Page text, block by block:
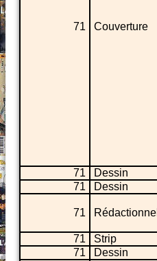
71 Couverture
71 Dessin
71
Dessin
71 Rédactionnel
71
Strip
71
Dessin